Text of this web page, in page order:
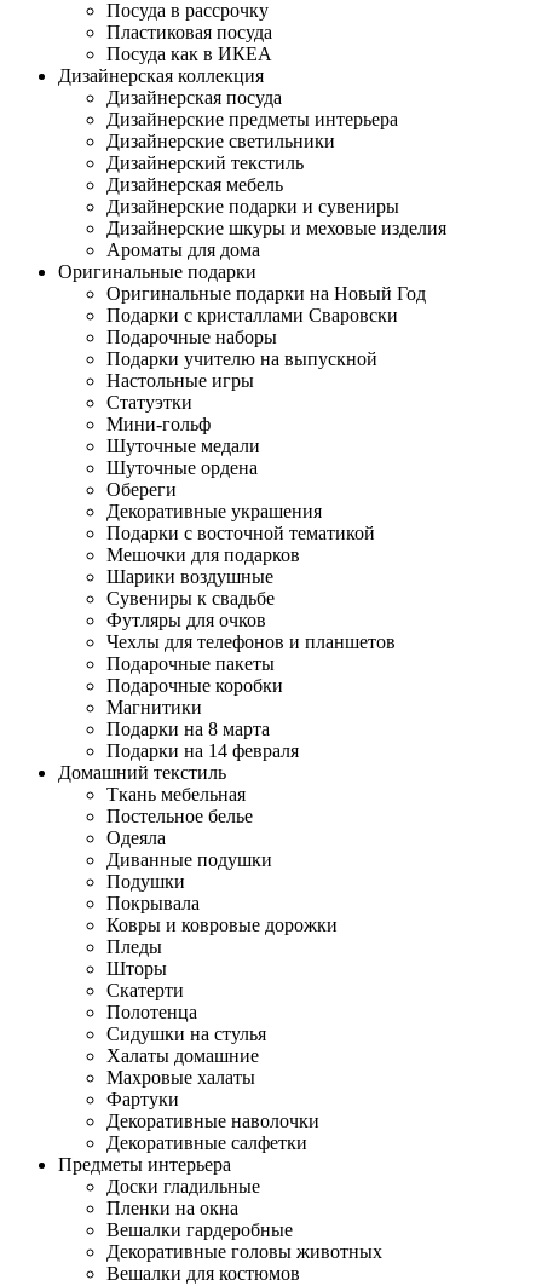
Посуда в рассрочку
Пластиковая посуда
Посуда как в ИКЕА
Дизайнерская коллекция
Дизайнерская посуда
Дизайнерские предметы интерьера
Дизайнерские светильники
Дизайнерский текстиль
Дизайнерская мебель
Дизайнерские подарки и сувениры
Дизайнерские шкуры и меховые изделия
Ароматы для дома
Оригинальные подарки
Оригинальные подарки на Новый Год
Подарки с кристаллами Сваровски
Подарочные наборы
Подарки учителю на выпускной
Настольные игры
Статуэтки
Мини-гольф
Шуточные медали
Шуточные ордена
Обереги
Декоративные украшения
Подарки с восточной тематикой
Мешочки для подарков
Шарики воздушные
Сувениры к свадьбе
Футляры для очков
Чехлы для телефонов и планшетов
Подарочные пакеты
Подарочные коробки
Магнитики
Подарки на 8 марта
Подарки на 14 февраля
Домашний текстиль
Ткань мебельная
Постельное белье
Одеяла
Диванные подушки
Подушки
Покрывала
Ковры и ковровые дорожки
Пледы
Шторы
Скатерти
Полотенца
Сидушки на стулья
Халаты домашние
Махровые халаты
Фартуки
Декоративные наволочки
Декоративные салфетки
Предметы интерьера
Доски гладильные
Пленки на окна
Вешалки гардеробные
Декоративные головы животных
Вешалки для костюмов